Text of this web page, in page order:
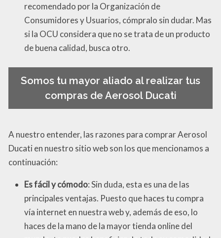
recomendado por la Organización de
Consumidores y Usuarios, cómpralo sin dudar. Mas
si la OCU considera que no se trata de un producto
de buena calidad, busca otro.
Somos tu mayor aliado al realizar tus
compras de Aerosol Ducati
A nuestro entender, las razones para comprar Aerosol
Ducati en nuestro sitio web son los que mencionamos a
continuación:
Es fácil y cómodo: Sin duda, esta es una de las
principales ventajas. Puesto que haces tu compra
vía internet en nuestra web y, además de eso, lo
haces de la mano de la mayor tienda online del